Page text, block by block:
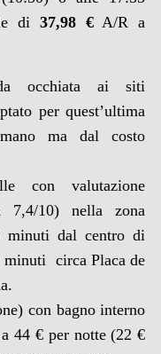
di 37,98 €A/R a
occhiata ai siti
per quest’ultima
ma dal costo
con valutazione
7,4/10) nella zona
minuti dal centro di
minuti circa Placa de
con bagno interno
44 € per notte (22 €